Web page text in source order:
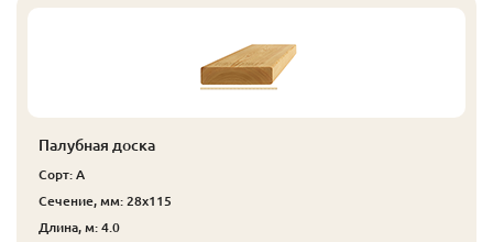
Палубная доска
Сорт: А
Сечение, мм: 28x115
Длина, м: 4.0